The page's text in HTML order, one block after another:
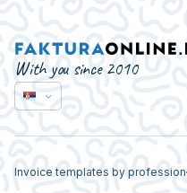
With you since 2010
Invoice templates by profession